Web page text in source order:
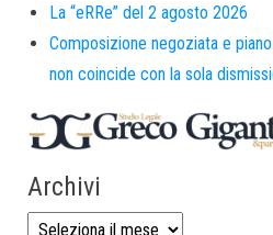
La “eRRe” del 2 agosto 2026
Composizione negoziata e
non coincide con la sola
Archivi